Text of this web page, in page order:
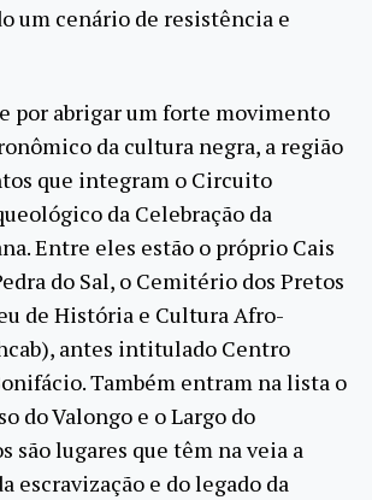
um cenário de resistência e
por abrigar um forte movimento
da cultura negra, a região
que integram o Circuito
da Celebração da
Entre eles estão o próprio Cais
do Sal, o Cemitério dos Pretos
de História e Cultura Afro-
antes intitulado Centro
Também entram na lista o
do Valongo e o Largo do
são lugares que têm na veia a
escravização e do legado da